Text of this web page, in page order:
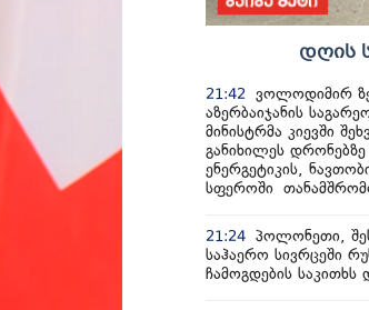
დღის
21:42
ვოლოდიმირ
აზერბაიჯანის
მინისტრმა კიევში
განიხილეს დრონებზე
ენერგეტიკის,
სფეროში
21:24 პოლონეთი,
საჰაერო სივრცეში
ჩამოგდების საკითხს